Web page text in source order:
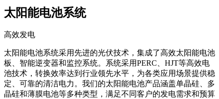
太阳能电池系统
高效发电
太阳能电池系统采用先进的光伏技术，集成了高效太阳能电池
板、智能逆变器和监控系统。系统采用PERC、HJT等高效电
池技术，转换效率达到行业领先水平，为各类应用场景提供稳
定、可靠的清洁电力。我们的太阳能电池产品涵盖单晶硅、多
晶硅和薄膜电池等多种类型，满足不同客户的发电需求和预算